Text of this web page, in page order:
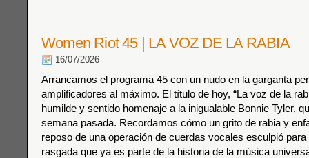
Women Riot 45 | LA VOZ DE LA RABIA
16/07/2026
Arrancamos el programa 45 con un nudo en la garganta
amplificadores al máximo. El título de hoy, “La voz de la
humilde y sentido homenaje a la inigualable Bonnie Tyler,
semana pasada. Recordamos cómo un grito de rabia y
reposo de una operación de cuerdas vocales esculpió
rasgada que ya es parte de la historia de la música